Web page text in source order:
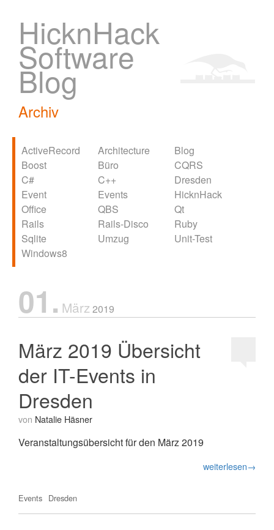
HicknHack
Software
Blog
Archiv
ActiveRecord Architecture
Blog
Boost
Büro
CQRS
C#
C++
Dresden
Event
Events
HicknHack
Office
QBS
Qt
Rails
Rails-Disco
Ruby
Sqlite
Umzug
Unit-Test
Windows8
01. März2019
März 2019 Übersicht
der IT-Events in
Dresden
von Natalie Häsner
Veranstaltungsübersicht für den März 2019
weiterlesen→
Events Dresden